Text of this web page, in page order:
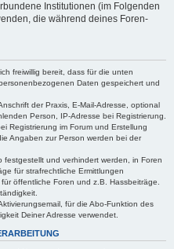
Institutionen (im Folgenden
die während deines Foren-
freiwillig bereit, dass für die unten
Daten gespeichert und
der Praxis, E-Mail-Adresse, optional
Person, IP-Adresse bei Registrierung.
Registrierung im Forum und Erstellung
Angaben zur Person werden bei der
und verhindert werden, in Foren
für strafrechtliche Ermittlungen
öffentliche Foren und z.B. Hassbeiträge.
für die Abo-Funktion des
Deiner Adresse verwendet.